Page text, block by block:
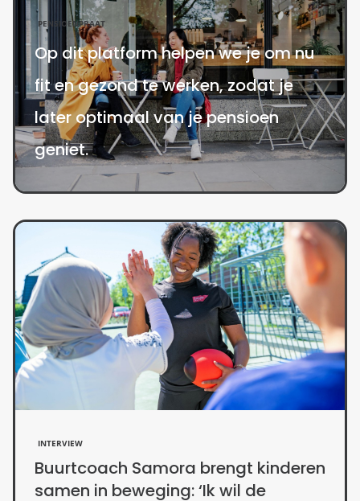
PENSIOENPRAAT
Op dit platform helpen we je om nu
fit en gezond te werken, zodat je
later optimaal van je pensioen
geniet.
INTERVIEW
Buurtcoach Samora brengt kinderen
samen in beweging: ‘Ik wil de